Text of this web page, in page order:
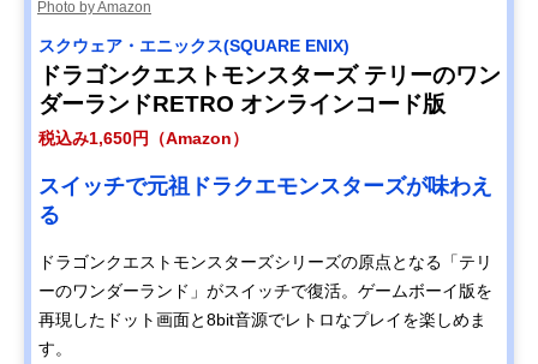
Photo by Amazon
スクウェア・エニックス(SQUARE ENIX)
ドラゴンクエストモンスターズ テリーのワン
ダーランドRETRO オンラインコード版
税込み1,650円（Amazon）
スイッチで元祖ドラクエモンスターズが味わえ
る
ドラゴンクエストモンスターズシリーズの原点となる「テリ
ーのワンダーランド」がスイッチで復活。ゲームボーイ版を
再現したドット画面と8bit音源でレトロなプレイを楽しめま
す。